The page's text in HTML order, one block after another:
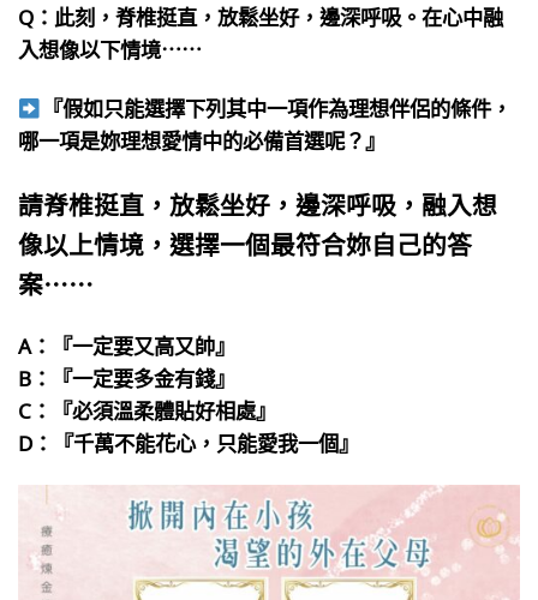
Q：此刻，脊椎挺直，放鬆坐好，邊深呼吸。在心中融
入想像以下情境⋯⋯
『假如只能選擇下列其中一項作為理想伴侶的條件，
哪一項是妳理想愛情中的必備首選呢？』
請脊椎挺直，放鬆坐好，邊深呼吸，融入想
像以上情境，選擇一個最符合妳自己的答
案⋯⋯
A：『一定要又高又帥』
B：『一定要多金有錢』
C：『必須溫柔體貼好相處』
D：『千萬不能花心，只能愛我一個』